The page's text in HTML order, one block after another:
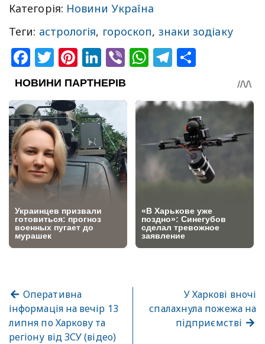
Категорія: Новини Україна
Теги: астрологія, гороскоп, знаки зодіаку
Facebook
Twitter
Pinterest
LinkedIn
ViberWhatsApp
Telegram
Оперативна
інформація на вечір 13
липня по Харкову та
регіону від ЗСУ (відео)
У Харкові вночі
спалахнула пожежа на
підприємстві